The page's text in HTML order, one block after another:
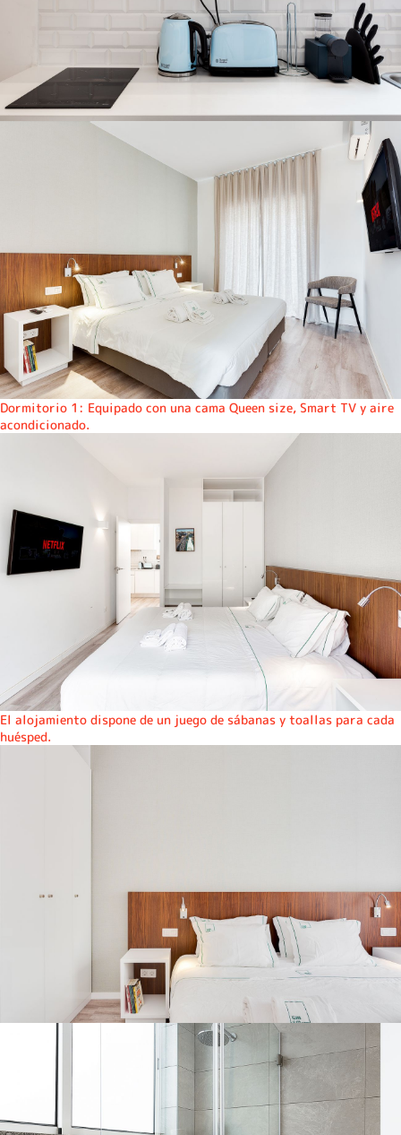
Dormitorio 1: Equipado con una cama Queen size, Smart TV y aire
acondicionado.
El alojamiento dispone de un juego de sábanas y toallas para cada
huésped.